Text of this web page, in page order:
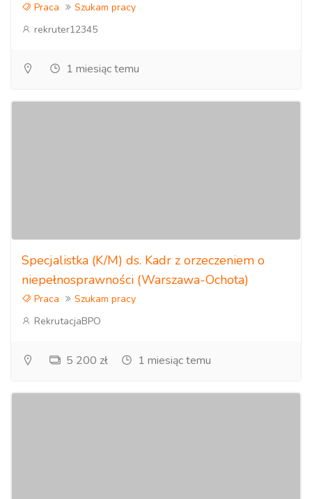
Praca
Szukam pracy
rekruter12345
1 miesiąc temu
Specjalistka (K/M) ds. Kadr z orzeczeniem o
niepełnosprawności (Warszawa-Ochota)
Praca
Szukam pracy
RekrutacjaBPO
5 200 zł 1 miesiąc temu